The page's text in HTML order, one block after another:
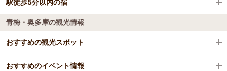
お台場・汐留・新橋・品川
上野・浅草・両国
池袋・目白・板橋・赤羽
京急ＥＸイン 羽田イノベーションシティ
ホテルトラスティ東京ベイサイド
京急ＥＸイン 羽田イノベーションシティ
東京ベイ有明ワシントンホテル
京急ＥＸイン 羽田イノベーションシティ
青梅・奥多摩の観光情報
おすすめの観光スポット
南沢あじさい山
おすすめのイベント情報